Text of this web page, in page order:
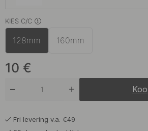
Roestvrijstalen Afwerking
KIES C/C
128mm 160mm
10 €
Fri levering v.a. €49